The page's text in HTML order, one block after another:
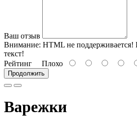
Ваш отзыв
Внимание: HTML не
текст!
Рейтинг Плохо
Продолжить
Варежки